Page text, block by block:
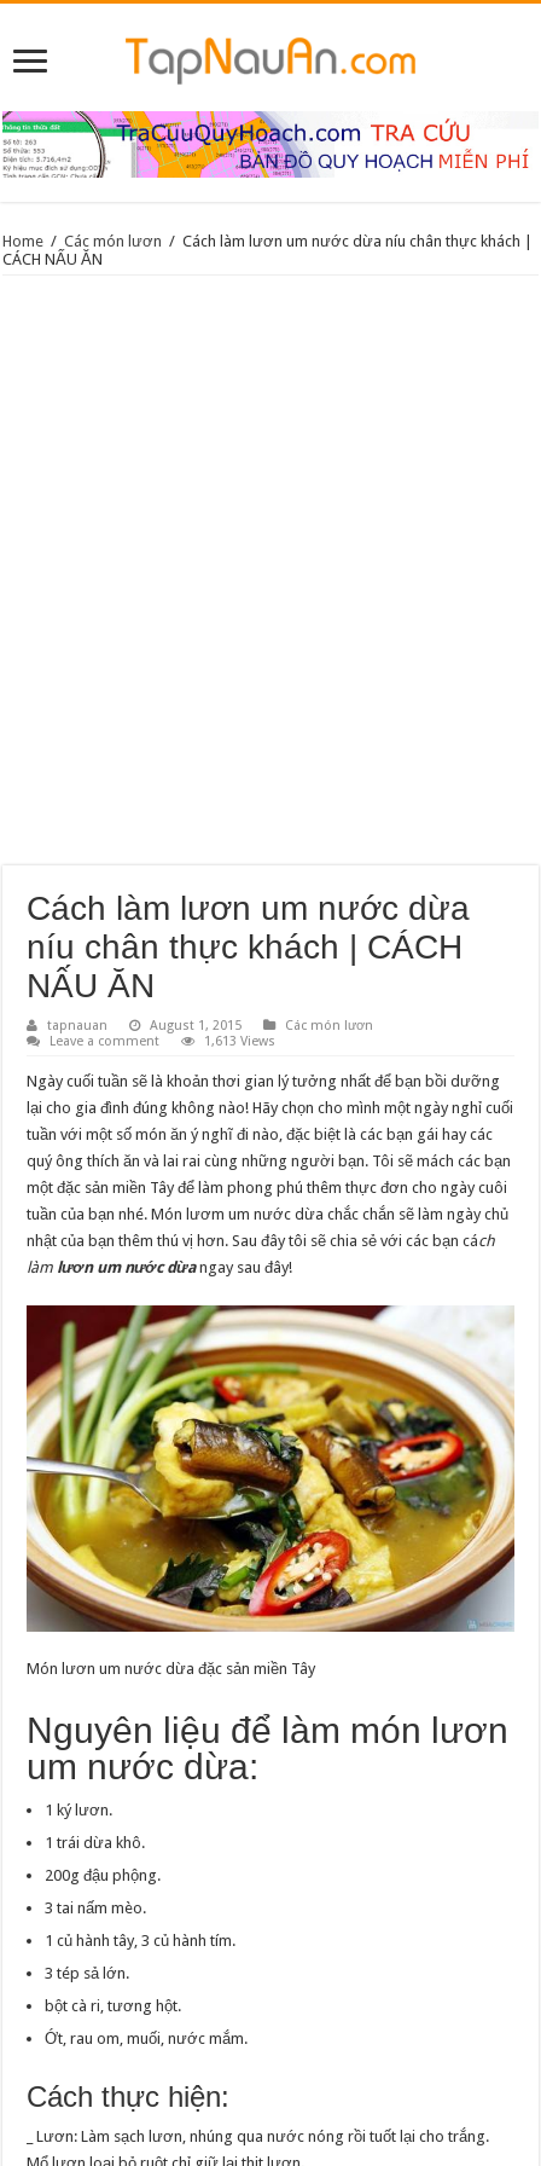
Home / Các món lươn / Cách làm lươn um nước dừa níu chân thực khách |
CÁCH NẤU ĂN
Cách làm lươn um nước dừa
níu chân thực khách | CÁCH
NẤU ĂN
tapnauan August 1, 2015
Các món lươn
Leave a comment
1,613 Views
Ngày cuối tuần sẽ là khoản thơi gian lý tưởng nhất để bạn bồi dưỡng
lại cho gia đình đúng không nào! Hãy chọn cho mình một ngày nghỉ cuối
tuần với một số món ăn ý nghĩ đi nào, đặc biệt là các bạn gái hay các
quý ông thích ăn và lai rai cùng những người bạn. Tôi sẽ mách các bạn
một đặc sản miền Tây để làm phong phú thêm thực đơn cho ngày cuôi
tuần của bạn nhé. Món lươm um nước dừa chắc chắn sẽ làm ngày chủ
nhật của bạn thêm thú vị hơn. Sau đây tôi sẽ chia sẻ với các bạn cách
làm lươn um nước dừangay sau đây!
Món lươn um nước dừa đặc sản miền Tây
Nguyên liệu để làm món lươn
um nước dừa:
1 ký lươn.
1 trái dừa khô.
200g đậu phộng.
3 tai nấm mèo.
1 củ hành tây, 3 củ hành tím.
3 tép sả lớn.
bột cà ri, tương hột.
Ớt, rau om, muối, nước mắm.
Cách thực hiện:
_ Lươn: Làm sạch lươn, nhúng qua nước nóng rồi tuốt lại cho trắng.